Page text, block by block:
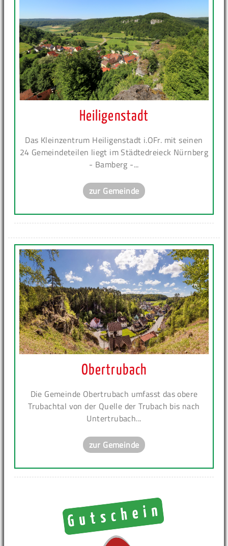
Heiligenstadt
Das Kleinzentrum Heiligenstadt i.OFr. mit seinen
24 Gemeindeteilen liegt im Städtedreieck Nürnberg
- Bamberg -...
zur Gemeinde
Obertrubach
Die Gemeinde Obertrubach umfasst das obere
Trubachtal von der Quelle der Trubach bis nach
Untertrubach...
zur Gemeinde